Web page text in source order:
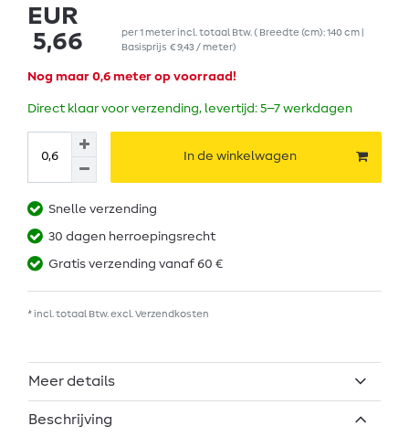
EUR
5,66
per1 meterincl. totaal Btw. ( Breedte (cm): 140 cm |
Basisprijs€ 9,43 / meter)
Nog maar 0,6 meter op voorraad!
Direct klaar voor verzending, levertijd: 5–7 werkdagen
In de winkelwagen
Snelle verzending
30 dagen herroepingsrecht
Gratis verzending vanaf 60 €
* incl. totaal Btw. excl. Verzendkosten
Meer details
Beschrijving